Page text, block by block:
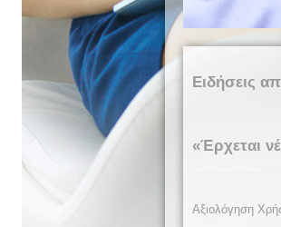
Ειδήσεις
«Έρχεται
Αξιολόγηση